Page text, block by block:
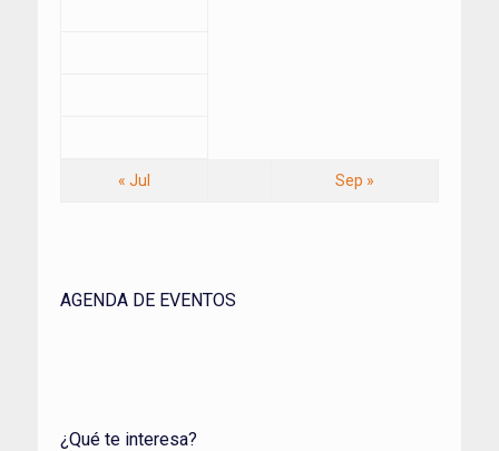
« Jul Sep »
AGENDA DE EVENTOS
¿Qué te interesa?